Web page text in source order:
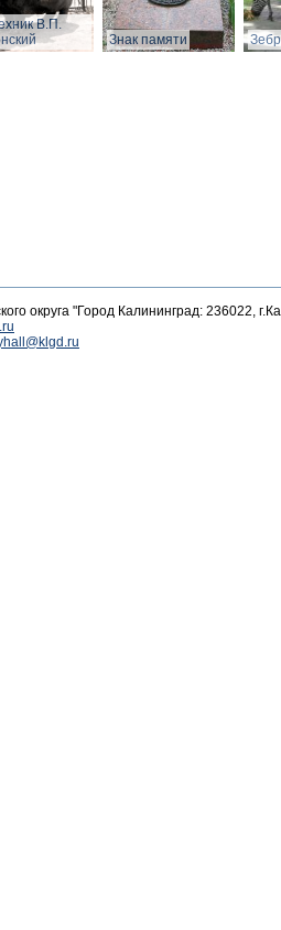
В.П.
Знак памяти
округа "Город Калининград: 236022,